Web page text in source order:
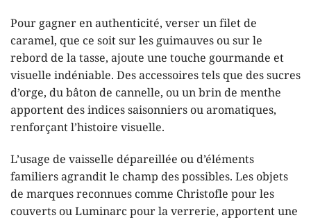
Pour gagner en authenticité, verser un filet de
caramel, que ce soit sur les guimauves ou sur le
rebord de la tasse, ajoute une touche gourmande et
visuelle indéniable. Des accessoires tels que des sucres
d’orge, du bâton de cannelle, ou un brin de menthe
apportent des indices saisonniers ou aromatiques,
renforçant l’histoire visuelle.
L’usage de vaisselle dépareillée ou d’éléments
familiers agrandit le champ des possibles. Les objets
de marques reconnues comme Christofle pour les
couverts ou Luminarc pour la verrerie, apportent une